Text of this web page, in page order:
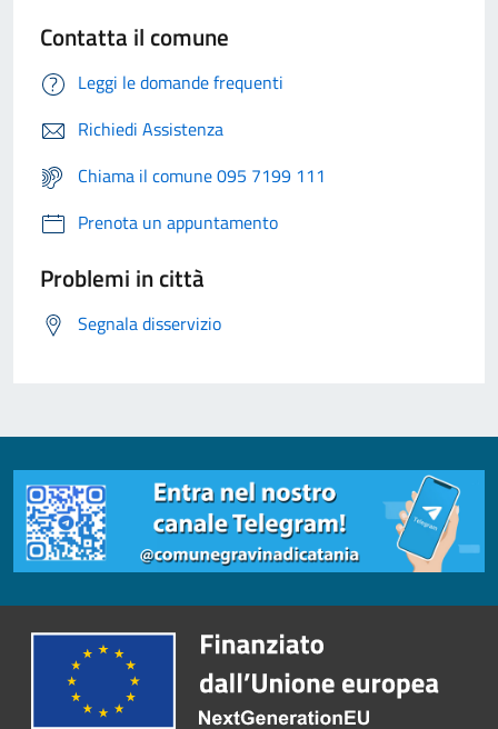
Contatta il comune
Leggi le domande frequenti
Richiedi Assistenza
Chiama il comune 095 7199 111
Prenota un appuntamento
Problemi in città
Segnala disservizio